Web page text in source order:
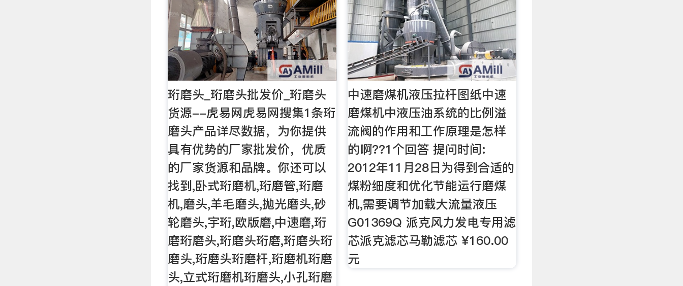
珩磨头_珩磨头批发价_珩磨头
货源--虎易网虎易网搜集1条珩
磨头产品详尽数据，为你提供
具有优势的厂家批发价，优质
的厂家货源和品牌。你还可以
找到,卧式珩磨机,珩磨管,珩磨
机,磨头,羊毛磨头,抛光磨头,砂
轮磨头,宇珩,欧版磨,中速磨,珩
磨珩磨头,珩磨头珩磨,珩磨头珩
磨头,珩磨头珩磨杆,珩磨机珩磨
头,立式珩磨机珩磨头,小孔珩磨
中速磨煤机液压拉杆图纸中速
磨煤机中液压油系统的比例溢
流阀的作用和工作原理是怎样
的啊??1个回答 提问时间:
2012年11月28日为得到合适的
煤粉细度和优化节能运行磨煤
机,需要调节加载大流量液压
G01369Q 派克风力发电专用滤
芯派克滤芯马勒滤芯 ¥160.00
元